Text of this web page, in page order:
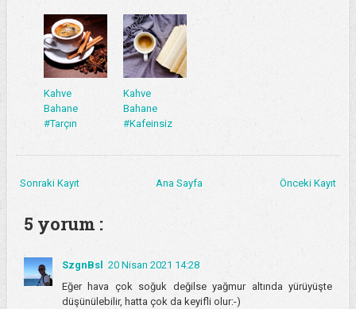
Kahve
Bahane
#Tarçın
Kahve
Bahane
#Kafeinsiz
Sonraki Kayıt Önceki Kayıt
Ana Sayfa
5 yorum :
SzgnBsl
20 Nisan 2021 14:28
Eğer hava çok soğuk değilse yağmur altında yürüyüşte
düşünülebilir, hatta çok da keyifli olur:-)